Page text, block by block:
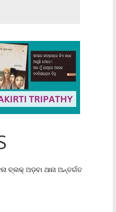
ବ୍ଲକ୍‌ ଅଡ଼ବା ଥାନା ଅନ୍ତର୍ଗତ